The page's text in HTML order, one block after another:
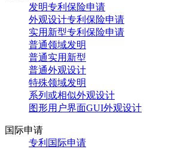
发明专利保险申请
外观设计专利保险申请
实用新型专利保险申请
普通领域发明
普通实用新型
普通外观设计
特殊领域发明
系列或相似外观设计
图形用户界面GUI外观设计
国际申请
专利国际申请